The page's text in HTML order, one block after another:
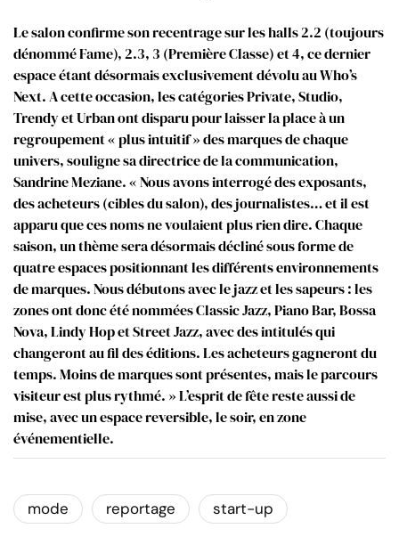
Le salon confirme son recentrage sur les halls 2.2 (toujours
dénommé Fame), 2.3, 3 (Première Classe) et 4, ce dernier
espace étant désormais exclusivement dévolu au Who’s
Next. A cette occasion, les catégories Private, Studio,
Trendy et Urban ont disparu pour laisser la place à un
regroupement « plus intuitif » des marques de chaque
univers, souligne sa directrice de la communication,
Sandrine Meziane. « Nous avons interrogé des exposants,
des acheteurs (cibles du salon), des journalistes… et il est
apparu que ces noms ne voulaient plus rien dire. Chaque
saison, un thème sera désormais décliné sous forme de
quatre espaces positionnant les différents environnements
de marques. Nous débutons avec le jazz et les sapeurs : les
zones ont donc été nommées Classic Jazz, Piano Bar, Bossa
Nova, Lindy Hop et Street Jazz, avec des intitulés qui
changeront au fil des éditions. Les acheteurs gagneront du
temps. Moins de marques sont présentes, mais le parcours
visiteur est plus rythmé. » L’esprit de fête reste aussi de
mise, avec un espace reversible, le soir, en zone
événementielle.
mode reportage start-up